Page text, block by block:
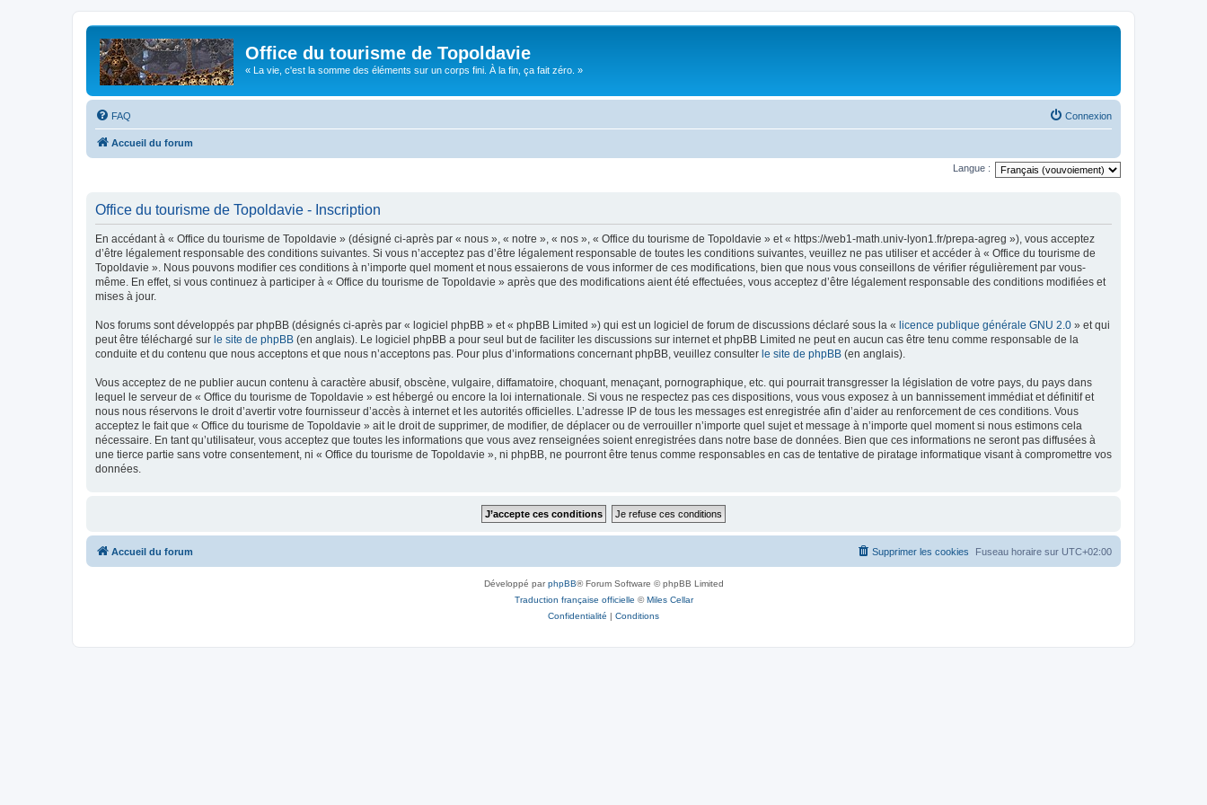
Office du tourisme de Topoldavie
« La vie, c'est la somme des éléments sur un corps fini. À la fin, ça fait zéro. »
FAQ Connexion
Accueil du forum
Langue :
Office du tourisme de Topoldavie - Inscription
En accédant à « Office du tourisme de Topoldavie » (désigné ci-après par « nous », « notre », « nos », « Office du tourisme de Topoldavie » et « https://web1-math.univ-lyon1.fr/prepa-agreg »), vous acceptez
d’être légalement responsable des conditions suivantes. Si vous n’acceptez pas d’être légalement responsable de toutes les conditions suivantes, veuillez ne pas utiliser et accéder à « Office du tourisme de
Topoldavie ». Nous pouvons modifier ces conditions à n’importe quel moment et nous essaierons de vous informer de ces modifications, bien que nous vous conseillons de vérifier régulièrement par vous-
même. En effet, si vous continuez à participer à « Office du tourisme de Topoldavie » après que des modifications aient été effectuées, vous acceptez d’être légalement responsable des conditions modifiées et
mises à jour.
Nos forums sont développés par phpBB (désignés ci-après par « logiciel phpBB » et « phpBB Limited ») qui est un logiciel de forum de discussions déclaré sous la « licence publique générale GNU 2.0 » et qui
peut être téléchargé sur le site de phpBB (en anglais). Le logiciel phpBB a pour seul but de faciliter les discussions sur internet et phpBB Limited ne peut en aucun cas être tenu comme responsable de la
conduite et du contenu que nous acceptons et que nous n’acceptons pas. Pour plus d’informations concernant phpBB, veuillez consulter le site de phpBB (en anglais).
Vous acceptez de ne publier aucun contenu à caractère abusif, obscène, vulgaire, diffamatoire, choquant, menaçant, pornographique, etc. qui pourrait transgresser la législation de votre pays, du pays dans
lequel le serveur de « Office du tourisme de Topoldavie » est hébergé ou encore la loi internationale. Si vous ne respectez pas ces dispositions, vous vous exposez à un bannissement immédiat et définitif et
nous nous réservons le droit d’avertir votre fournisseur d’accès à internet et les autorités officielles. L’adresse IP de tous les messages est enregistrée afin d’aider au renforcement de ces conditions. Vous
acceptez le fait que « Office du tourisme de Topoldavie » ait le droit de supprimer, de modifier, de déplacer ou de verrouiller n’importe quel sujet et message à n’importe quel moment si nous estimons cela
nécessaire. En tant qu’utilisateur, vous acceptez que toutes les informations que vous avez renseignées soient enregistrées dans notre base de données. Bien que ces informations ne seront pas diffusées à
une tierce partie sans votre consentement, ni « Office du tourisme de Topoldavie », ni phpBB, ne pourront être tenus comme responsables en cas de tentative de piratage informatique visant à compromettre vos
données.
Accueil du forum Fuseau horaire sur UTC+02:00
Supprimer les cookies
Développé parphpBB® Forum Software © phpBB Limited
Traduction française officielle ©Miles Cellar
Confidentialité | Conditions